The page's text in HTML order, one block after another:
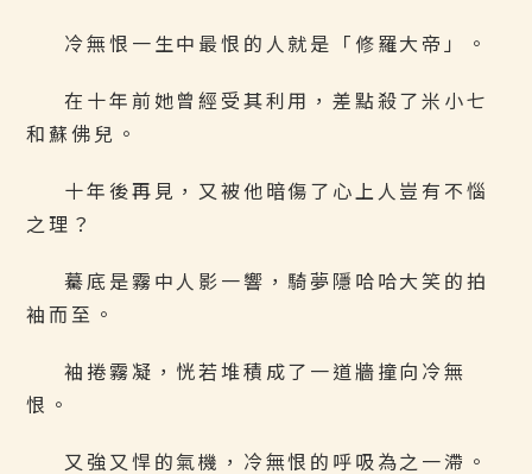
冷無恨一生中最恨的人就是「修羅大帝」。
在十年前她曾經受其利用，差點殺了米小七
和蘇佛兒。
十年後再見，又被他暗傷了心上人豈有不惱
之理？
驀底是霧中人影一響，騎夢隱哈哈大笑的拍
袖而至。
袖捲霧凝，恍若堆積成了一道牆撞向冷無
恨。
又強又悍的氣機，冷無恨的呼吸為之一滯。